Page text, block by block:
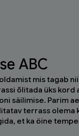
ABC
mis tagab
õlitada üks kord
säilimise. Parim
terrass olema
et ka öine